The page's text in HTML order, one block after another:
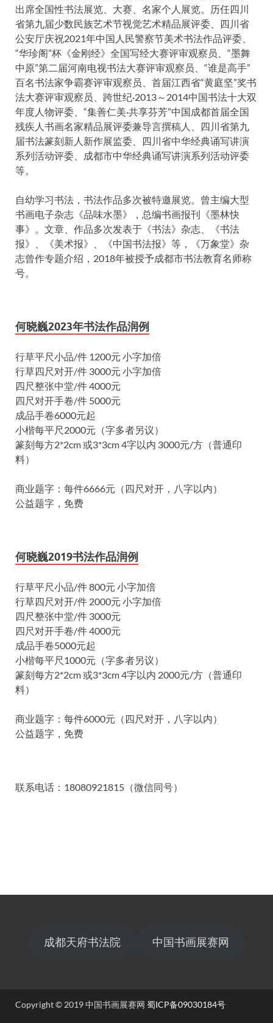
出席全国性书法展览、大赛、名家个人展览。历任四川
省第九届少数民族艺术节视觉艺术精品展评委、四川省
公安厅庆祝2021年中国人民警察节美术书法作品评委、
“华珍阁”杯《金刚经》全国写经大赛评审观察员、“墨舞
中原”第二届河南电视书法大赛评审观察员、“谁是高手”
百名书法家争霸赛评审观察员、首届江西省“黄庭坚”奖书
法大赛评审观察员、跨世纪·2013～2014中国书法十大双
年度人物评委、“集善仁美·共享芬芳”中国成都首届全国
残疾人书画名家精品展评委兼导言撰稿人、四川省第九
届书法篆刻新人新作展监委、四川省中华经典诵写讲演
系列活动评委、成都市中华经典诵写讲演系列活动评委
等。
自幼学习书法，书法作品多次被特邀展览。曾主编大型
书画电子杂志《品味水墨》，总编书画报刊《墨林快
事》。文章、作品多次发表于《书法》杂志、《书法
报》、《美术报》、《中国书法报》等，《万象堂》杂
志曾作专题介绍，2018年被授予成都市书法教育名师称
号。
何晓巍2023年书法作品润例
行草平尺小品/件 1200元 小字加倍
行草四尺对开/件 3000元 小字加倍
四尺整张中堂/件 4000元
四尺对开手卷/件 5000元
成品手卷6000元起
小楷每平尺2000元（字多者另议）
篆刻每方2*2cm 或3*3cm 4字以内 3000元/方（普通印
料）
商业题字：每件6666元（四尺对开，八字以内）
公益题字，免费
何晓巍2019书法作品润例
行草平尺小品/件 800元 小字加倍
行草四尺对开/件 2000元 小字加倍
四尺整张中堂/件 3000元
四尺对开手卷/件 4000元
成品手卷5000元起
小楷每平尺1000元（字多者另议）
篆刻每方2*2cm 或3*3cm 4字以内 2000元/方（普通印
料）
商业题字：每件6000元（四尺对开，八字以内）
公益题字，免费
联系电话：18080921815（微信同号）
成都天府书法院 中国书画展赛网
Copyright © 2019 中国书画展赛网 蜀ICP备09030184号